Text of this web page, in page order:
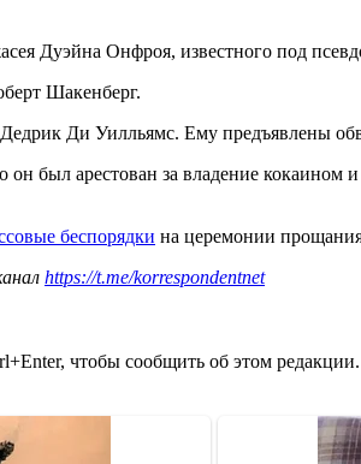
Дуэйна Онфроя, известного под
Шакенберг.
Ди Уилльямс. Ему предъявлены
был арестован за владение
беспорядки на церемонии
https://t.me/korrespondentnet
чтобы сообщить об этом редакции.